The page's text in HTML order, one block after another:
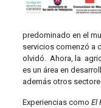
predominado en el
servicios comenzó a
olvidó. Ahora, la
es un área en
además otros
Experiencias como El